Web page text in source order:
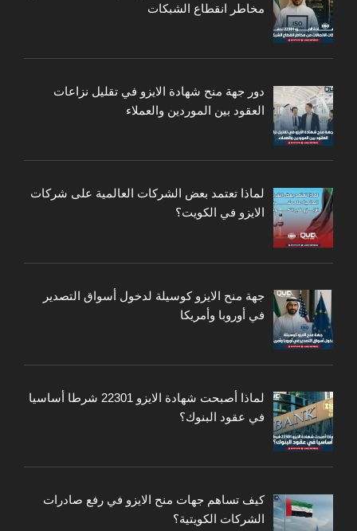
مخاطر انقطاع الشبكات
دور جهة منح شهادة الايزو في تقليل نزاعات
العقود بين الموردين والعملاء
لماذا تعتمد بعض الشركات العالمية على شركات
الايزو في الكويت؟
جهة منح الايزو كوسيلة لدخول أسواق التصدير
في أوروبا وأمريكا
لماذا أصبحت شهادة الايزو 22301 شرطا أساسيا
في عقود البنوك؟
كيف تساهم جهات منح الايزو في رفع صادرات
الشركات الكويتية؟